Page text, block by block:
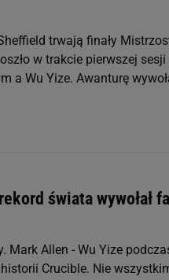
trwają finały
w trakcie pierwszej sesji
a Wu Yize. Awanturę
świata wywołał
Mark Allen - Wu Yize
Crucible. Nie